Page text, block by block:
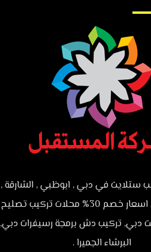
ستلايت في دبي , ابوظبي , الشارقة ,
عجمان :ارخص اسعار خصم 30% محلات تركيب تصليح
دبي, تركيب دش برمجة رسيفرات دبي,
البرشاء الجميرا .